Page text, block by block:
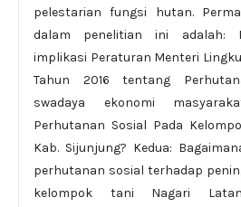
pelestarian fungsi hutan.
dalam penelitian ini adalah:
implikasi Peraturan Menteri
Tahun 2016 tentang
swadaya ekonomi
Perhutanan Sosial Pada
Kab. Sijunjung? Kedua:
perhutanan sosial terhadap
kelompok tani Nagari